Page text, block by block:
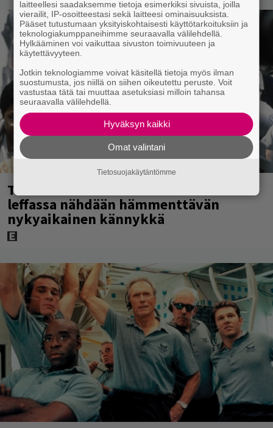
Tänään tv:ssä: Vuoden 1997 Bond-
leffassa nähdään hämmenttävän
nykyaikainen kännykkä
laitteellesi saadaksemme tietoja esimerkiksi sivuista, joilla
vierailit, IP-osoitteestasi sekä laitteesi ominaisuuksista.
Pääset tutustumaan yksityiskohtaisesti käyttötarkoituksiin ja
teknologiakumppaneihimme seuraavalla välilehdellä.
Hylkääminen voi vaikuttaa sivuston toimivuuteen ja
käytettävyyteen.
Jotkin teknologiamme voivat käsitellä tietoja myös ilman
suostumusta, jos niillä on siihen oikeutettu peruste. Voit
vastustaa tätä tai muuttaa asetuksiasi milloin tahansa
seuraavalla välilehdellä.
Hyväksyn kaikki
Omat valintani
Tietosuojakäytäntömme